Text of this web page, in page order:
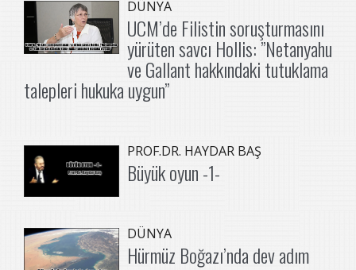
DÜNYA
UCM’de Filistin soruşturmasını
yürüten savcı Hollis: ”Netanyahu
ve Gallant hakkındaki tutuklama
talepleri hukuka uygun”
PROF.DR. HAYDAR BAŞ
Büyük oyun -1-
DÜNYA
Hürmüz Boğazı’nda dev adım